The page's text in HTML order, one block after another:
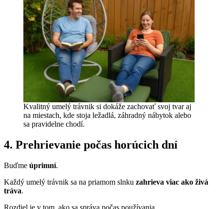
Kvalitný umelý trávnik si dokáže zachovať svoj tvar aj
na miestach, kde stoja ležadlá, záhradný nábytok alebo
sa pravidelne chodí.
4. Prehrievanie počas horúcich dní
Buďme úprimní.
Každý umelý trávnik sa na priamom slnku zahrieva viac ako živá
tráva.
Rozdiel je v tom, ako sa správa počas používania.